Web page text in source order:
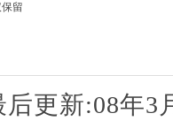
留
更新:08年3